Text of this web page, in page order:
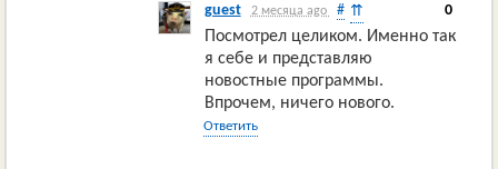
guest 2 месяца ago # 0
⇈
Посмотрел целиком. Именно так
я себе и представляю
новостные программы.
Впрочем, ничего нового.
Ответить